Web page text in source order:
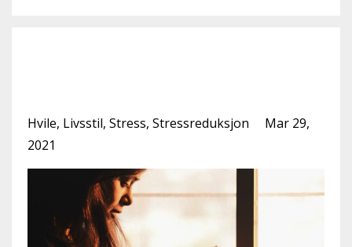
Hvile Livsstil Stress Stressreduksjon
Mar 29,
2021